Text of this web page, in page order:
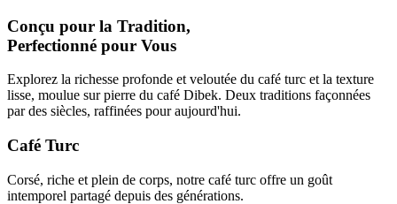
Conçu pour la Tradition,
Perfectionné pour Vous
Explorez la richesse profonde et veloutée du café turc et la texture
lisse, moulue sur pierre du café Dibek. Deux traditions façonnées
par des siècles, raffinées pour aujourd'hui.
Café Turc
Corsé, riche et plein de corps, notre café turc offre un goût
intemporel partagé depuis des générations.